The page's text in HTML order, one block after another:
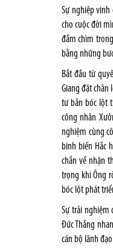
Sự nghiệp vinh
cho cuộc đời
đắm chìm
bằng những
Bắt đầu từ
Giang đặt chân
tư bản bóc lột
công nhân
nghiệm cùng
binh biến Hắc
chắn về nhận
trọng khi Ông
bóc lột phát
Sự trải nghiệm
Đức Thắng
cán bộ lãnh